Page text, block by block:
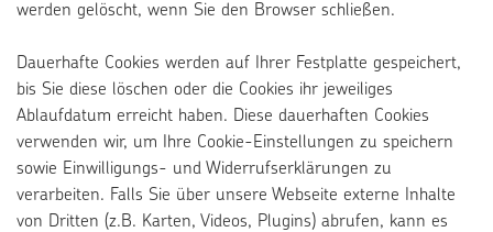
werden gelöscht, wenn Sie den Browser schließen.
Dauerhafte Cookies werden auf Ihrer Festplatte gespeichert,
bis Sie diese löschen oder die Cookies ihr jeweiliges
Ablaufdatum erreicht haben. Diese dauerhaften Cookies
verwenden wir, um Ihre Cookie-Einstellungen zu speichern
sowie Einwilligungs- und Widerrufserklärungen zu
verarbeiten. Falls Sie über unsere Webseite externe Inhalte
von Dritten (z.B. Karten, Videos, Plugins) abrufen, kann es